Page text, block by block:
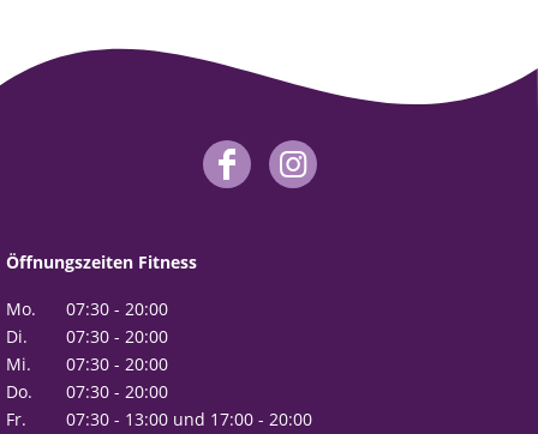
Öffnungszeiten Fitness
Mo.
07:30 - 20:00
Di.
07:30 - 20:00
Mi.
07:30 - 20:00
Do.
07:30 - 20:00
Fr.
07:30 - 13:00 und 17:00 - 20:00